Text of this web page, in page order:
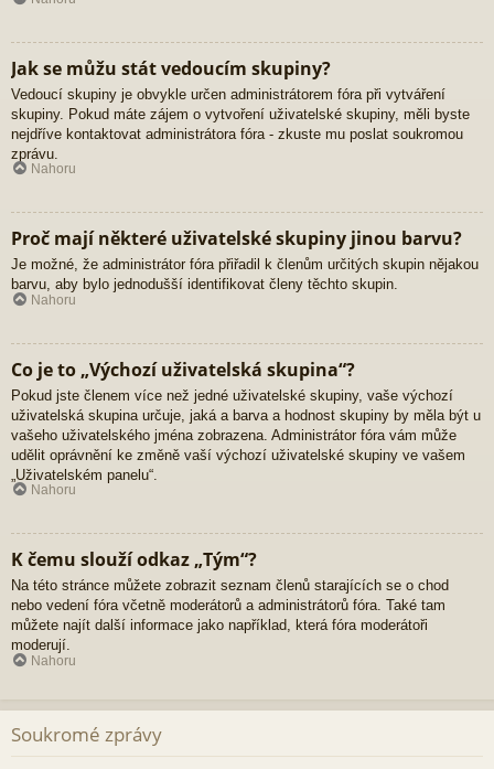
Jak se můžu stát vedoucím skupiny?
Vedoucí skupiny je obvykle určen administrátorem fóra při vytváření
skupiny. Pokud máte zájem o vytvoření uživatelské skupiny, měli byste
nejdříve kontaktovat administrátora fóra - zkuste mu poslat soukromou
zprávu.
Nahoru
Proč mají některé uživatelské skupiny jinou barvu?
Je možné, že administrátor fóra přiřadil k členům určitých skupin nějakou
barvu, aby bylo jednodušší identifikovat členy těchto skupin.
Nahoru
Co je to „Výchozí uživatelská skupina“?
Pokud jste členem více než jedné uživatelské skupiny, vaše výchozí
uživatelská skupina určuje, jaká a barva a hodnost skupiny by měla být u
vašeho uživatelského jména zobrazena. Administrátor fóra vám může
udělit oprávnění ke změně vaší výchozí uživatelské skupiny ve vašem
„Uživatelském panelu“.
Nahoru
K čemu slouží odkaz „Tým“?
Na této stránce můžete zobrazit seznam členů starajících se o chod
nebo vedení fóra včetně moderátorů a administrátorů fóra. Také tam
můžete najít další informace jako například, která fóra moderátoři
moderují.
Nahoru
Soukromé zprávy